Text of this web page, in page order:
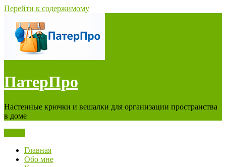
Перейти к содержимому
ПатерПро
Настенные крючки и вешалки для организации пространства
в доме
Главная
Обо мне